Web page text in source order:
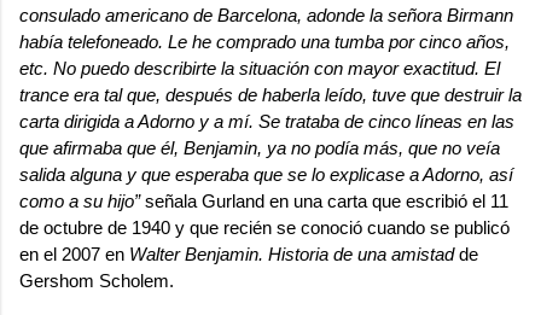
consulado americano de Barcelona, adonde la señora Birmann
había telefoneado. Le he comprado una tumba por cinco años,
etc. No puedo describirte la situación con mayor exactitud. El
trance era tal que, después de haberla leído, tuve que destruir la
carta dirigida a Adorno y a mí. Se trataba de cinco líneas en las
que afirmaba que él, Benjamin, ya no podía más, que no veía
salida alguna y que esperaba que se lo explicase a Adorno, así
como a su hijo”señala Gurland en una carta que escribió el 11
de octubre de 1940 y que recién se conoció cuando se publicó
en el 2007 en Walter Benjamin. Historia de una amistadde
Gershom Scholem.